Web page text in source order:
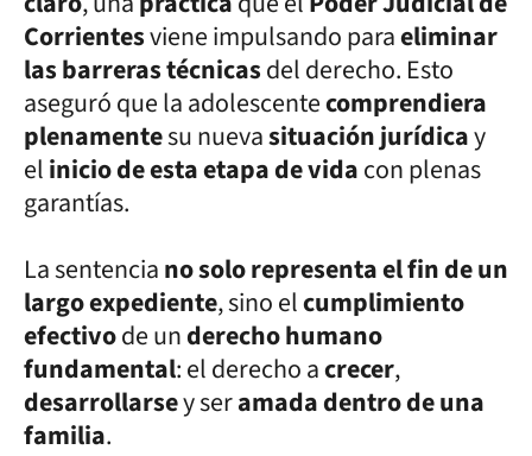
Corrientesviene impulsando paraeliminar
las barreras técnicasdel derecho. Esto
aseguró que la adolescentecomprendiera
plenamentesu nuevasituación jurídicay
elinicio de esta etapa de vidacon plenas
garantías.
La sentenciano solo representa el fin de un
largo expediente, sino elcumplimiento
efectivode underecho humano
fundamental: el derecho acrecer,
desarrollarsey seramada dentro de una
familia.